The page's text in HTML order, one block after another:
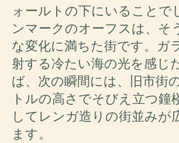
ォールトの下にいることで
ンマークのオーフスは、そ
な変化に満ちた街です。ガ
射する冷たい海の光を感じ
ば、次の瞬間には、旧市街
トルの高さでそびえ立つ鐘
してレンガ造りの街並みが
ます。